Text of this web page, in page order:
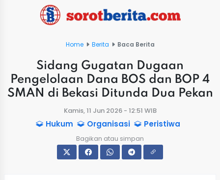
Home Berita Baca Berita
Sidang Gugatan Dugaan
Pengelolaan Dana BOS dan BOP 4
SMAN di Bekasi Ditunda Dua Pekan
Kamis, 11 Jun 2026 - 12:51 WIB
Hukum Organisasi Peristiwa
Bagikan atau simpan